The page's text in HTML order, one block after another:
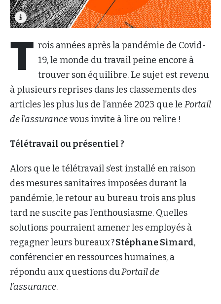
T rois années après la pandémie de Covid-
19, le monde du travail peine encore à
trouver son équilibre. Le sujet est revenu
à plusieurs reprises dans les classements des
articles les plus lus de l’année 2023 que le Portail
de l’assurancevous invite à lire ou relire !
Télétravail ou présentiel ?
Alors que le télétravail s’est installé en raison
des mesures sanitaires imposées durant la
pandémie, le retour au bureau trois ans plus
tard ne suscite pas l’enthousiasme. Quelles
solutions pourraient amener les employés à
regagner leurs bureaux ?Stéphane Simard,
conférencier en ressources humaines, a
répondu aux questions duPortail de
l’assurance.